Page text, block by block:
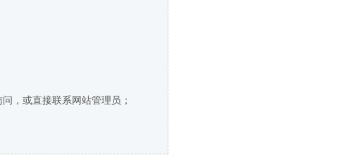
，或直接联系网站管理员；